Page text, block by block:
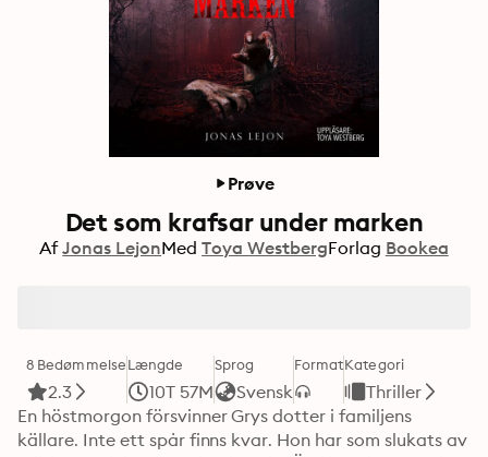
Prøve
Det som krafsar under marken
Af Jonas LejonMed Toya WestbergForlag Bookea
8 Bedømmelse
2.3
Længde
10T 57M
Sprog
Svensk
FormatKategori
Thriller
En höstmorgon försvinner Grys dotter i familjens
källare. Inte ett spår finns kvar. Hon har som slukats av